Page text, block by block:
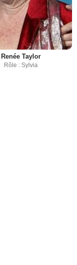
Renée Taylor
Rôle : Sylvia